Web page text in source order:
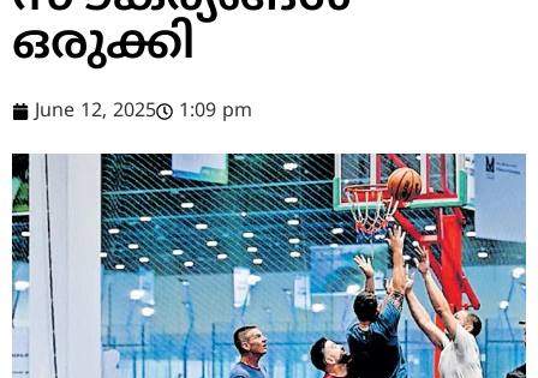
ഒരുക്കി
June 12, 2025 1:09 pm